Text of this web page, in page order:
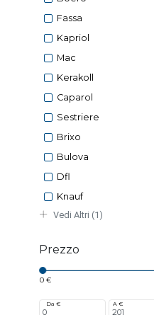
Fassa
Kapriol
Mac
Kerakoll
Caparol
Sestriere
Brixo
Bulova
Dfl
Knauf
Vedi Altri (1)
Prezzo
0 €
Da € A €